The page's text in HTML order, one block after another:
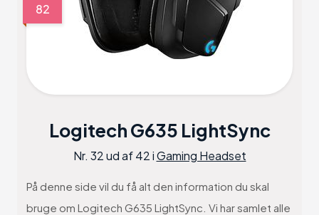
82
Logitech G635 LightSync
Nr. 32 ud af 42 iGaming Headset
På denne side vil du få alt den information du skal
bruge om Logitech G635 LightSync. Vi har samlet alle